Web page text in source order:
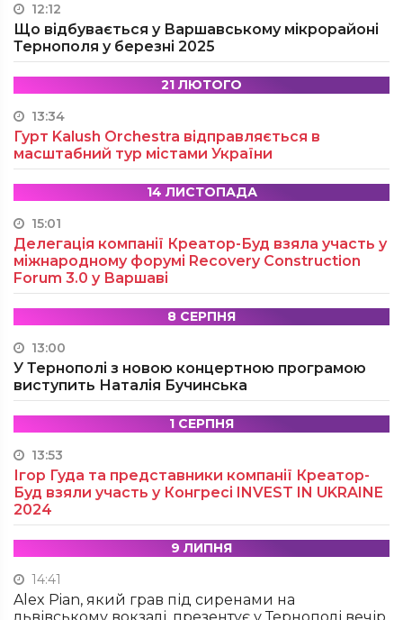
12:12
Що відбувається у Варшавському мікрорайоні
Тернополя у березні 2025
21 ЛЮТОГО
13:34
Гурт Kalush Orchestra відправляється в
масштабний тур містами України
14 ЛИСТОПАДА
15:01
Делегація компанії Креатор-Буд взяла участь у
міжнародному форумі Recovery Construction
Forum 3.0 у Варшаві
8 СЕРПНЯ
13:00
У Тернополі з новою концертною програмою
виступить Наталія Бучинська
1 СЕРПНЯ
13:53
Ігор Гуда та представники компанії Креатор-
Буд взяли участь у Конгресі INVEST IN UKRAINE
2024
9 ЛИПНЯ
14:41
Alex Pian, який грав під сиренами на